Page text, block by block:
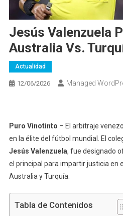
Jesús Valenzuela
Australia Vs.
Actualidad
12/06/2026 Managed
Puro Vinotinto – El arbitraje
en la élite del fútbol mundial. El
Jesús Valenzuela, fue designado
el principal para impartir justicia en
Australia y Turquía.
Tabla de Contenidos